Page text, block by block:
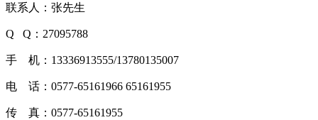
联系人：张先生
Q Q：27095788
手 机：13336913555/13780135007
电 话：0577-65161966 65161955
传 真：0577-65161955